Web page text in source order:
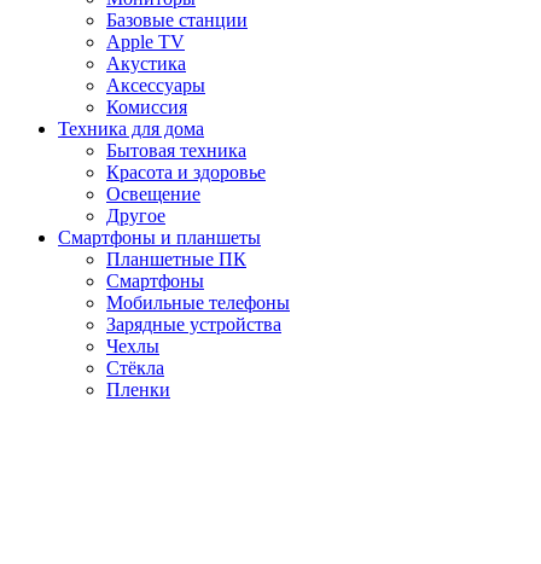
Базовые станции
Apple TV
Акустика
Аксессуары
Комиссия
Техника для дома
Бытовая техника
Красота и здоровье
Освещение
Другое
Смартфоны и планшеты
Планшетные ПК
Смартфоны
Мобильные телефоны
Зарядные устройства
Чехлы
Стёкла
Пленки